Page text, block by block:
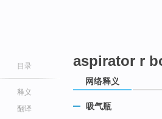
目录
释义
翻译
aspirator r
网络释义
吸气瓶